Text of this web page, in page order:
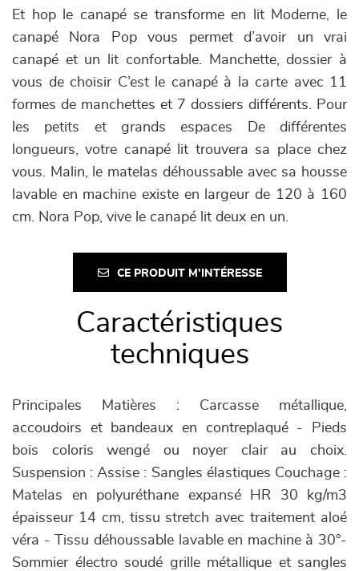
Et hop le canapé se transforme en lit Moderne, le
canapé Nora Pop vous permet d’avoir un vrai
canapé et un lit confortable. Manchette, dossier à
vous de choisir C’est le canapé à la carte avec 11
formes de manchettes et 7 dossiers différents. Pour
les petits et grands espaces De différentes
longueurs, votre canapé lit trouvera sa place chez
vous. Malin, le matelas déhoussable avec sa housse
lavable en machine existe en largeur de 120 à 160
cm. Nora Pop, vive le canapé lit deux en un.
CE PRODUIT M'INTÉRESSE
Caractéristiques
techniques
Principales Matières : Carcasse métallique,
accoudoirs et bandeaux en contreplaqué - Pieds
bois coloris wengé ou noyer clair au choix.
Suspension : Assise : Sangles élastiques Couchage :
Matelas en polyuréthane expansé HR 30 kg/m3
épaisseur 14 cm, tissu stretch avec traitement aloé
véra - Tissu déhoussable lavable en machine à 30°-
Sommier électro soudé grille métallique et sangles